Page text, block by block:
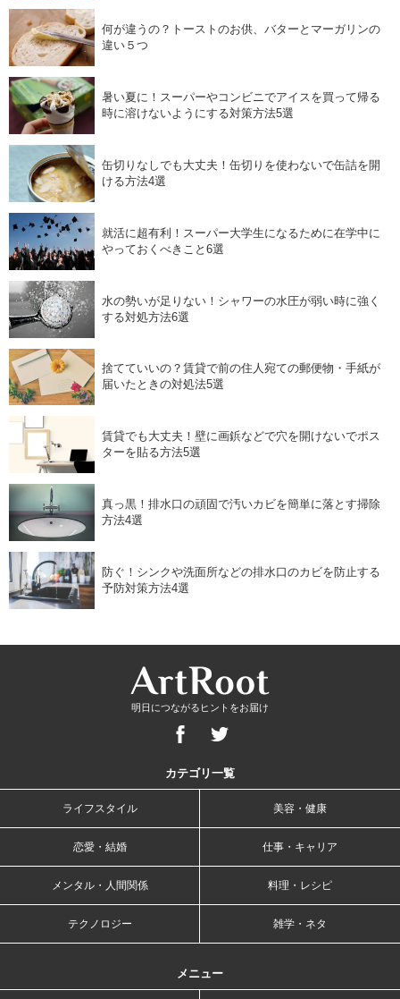
何が違うの？トーストのお供、バターとマーガリンの
違い５つ
暑い夏に！スーパーやコンビニでアイスを買って帰る
時に溶けないようにする対策方法5選
缶切りなしでも大丈夫！缶切りを使わないで缶詰を開
ける方法4選
就活に超有利！スーパー大学生になるために在学中に
やっておくべきこと6選
水の勢いが足りない！シャワーの水圧が弱い時に強く
する対処方法6選
捨てていいの？賃貸で前の住人宛ての郵便物・手紙が
届いたときの対処法5選
賃貸でも大丈夫！壁に画鋲などで穴を開けないでポス
ターを貼る方法5選
真っ黒！排水口の頑固で汚いカビを簡単に落とす掃除
方法4選
防ぐ！シンクや洗面所などの排水口のカビを防止する
予防対策方法4選
明日につながるヒントをお届け
カテゴリ一覧
ライフスタイル 美容・健康
恋愛・結婚 仕事・キャリア
メンタル・人間関係 料理・レシピ
テクノロジー 雑学・ネタ
メニュー